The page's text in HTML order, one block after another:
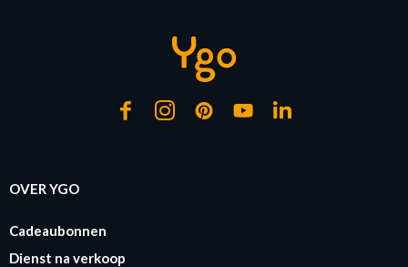
OVER YGO
Cadeaubonnen
Dienst na verkoop